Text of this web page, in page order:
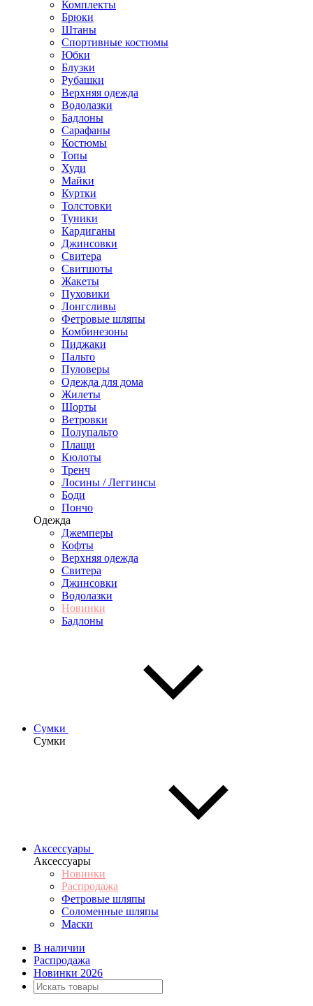
Комплекты
Брюки
Штаны
Спортивные костюмы
Юбки
Блузки
Рубашки
Верхняя одежда
Водолазки
Бадлоны
Сарафаны
Костюмы
Топы
Худи
Майки
Куртки
Толстовки
Туники
Кардиганы
Джинсовки
Свитера
Свитшоты
Жакеты
Пуховики
Лонгсливы
Фетровые шляпы
Комбинезоны
Пиджаки
Пальто
Пуловеры
Одежда для дома
Жилеты
Шорты
Ветровки
Полупальто
Плащи
Кюлоты
Тренч
Лосины / Леггинсы
Боди
Пончо
Одежда
Джемперы
Кофты
Верхняя одежда
Свитера
Джинсовки
Водолазки
Новинки
Бадлоны
Сумки
Сумки
Аксессуары
Аксессуары
Новинки
Распродажа
Фетровые шляпы
Соломенные шляпы
Маски
В наличии
Распродажа
Новинки 2026